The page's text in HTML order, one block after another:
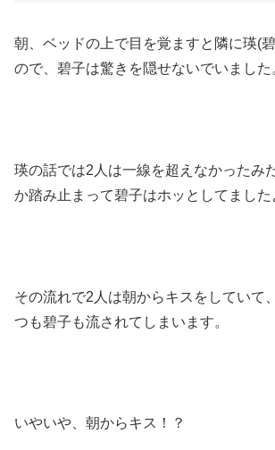
朝、ベッドの上で目を覚ますと隣に瑛(
ので、碧子は驚きを隠せないでいました
瑛の話では2人は一線を超えなかったみ
か踏み止まって碧子はホッとしてました
その流れで2人は朝からキスをしていて
つも碧子も流されてしまいます。
いやいや、朝からキス！？